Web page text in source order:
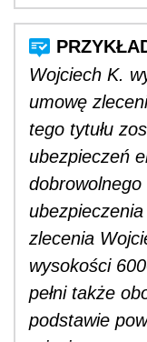
Wojciech K.
umowę
tego tytułu
ubezpieczeń
zlecenia
wysokości
pełni także
podstawie